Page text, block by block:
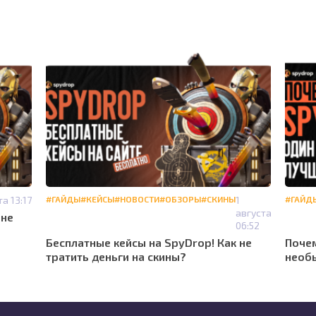
13:17 #ГАЙДЫ#КЕЙСЫ#НОВОСТИ#ОБЗОРЫ#СКИНЫ1
августа
06:52
Бесплатные кейсы на SpyDrop! Как не
тратить деньги на скины?